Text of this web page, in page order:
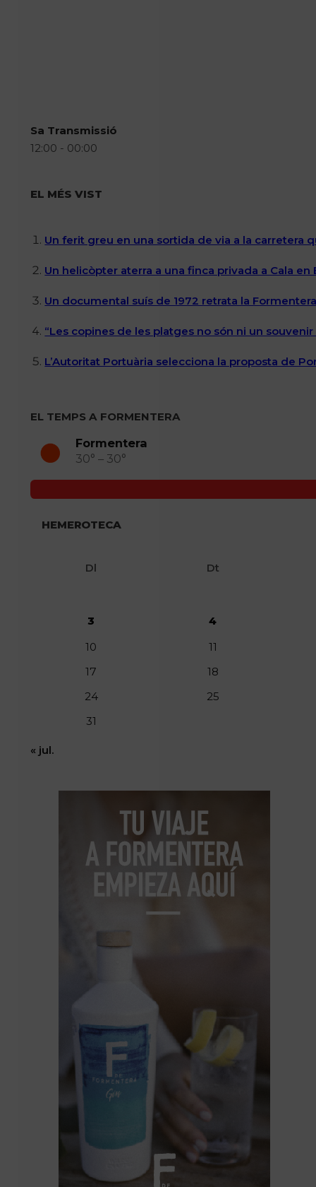
Sa Transmissió
12:00 - 00:00
EL MÉS VIST
Un ferit greu en una sortida de via a la carretera
Un helicòpter aterra a una finca privada a Cala
Un documental suís de 1972 retrata la
“Les copines de les platges no són ni un
L’Autoritat Portuària selecciona la proposta de
EL TEMPS A FORMENTERA
Formentera
30° – 30°
HEMEROTECA
Dl Dt
3
4
10
11
17
18
24
25
31
« jul.